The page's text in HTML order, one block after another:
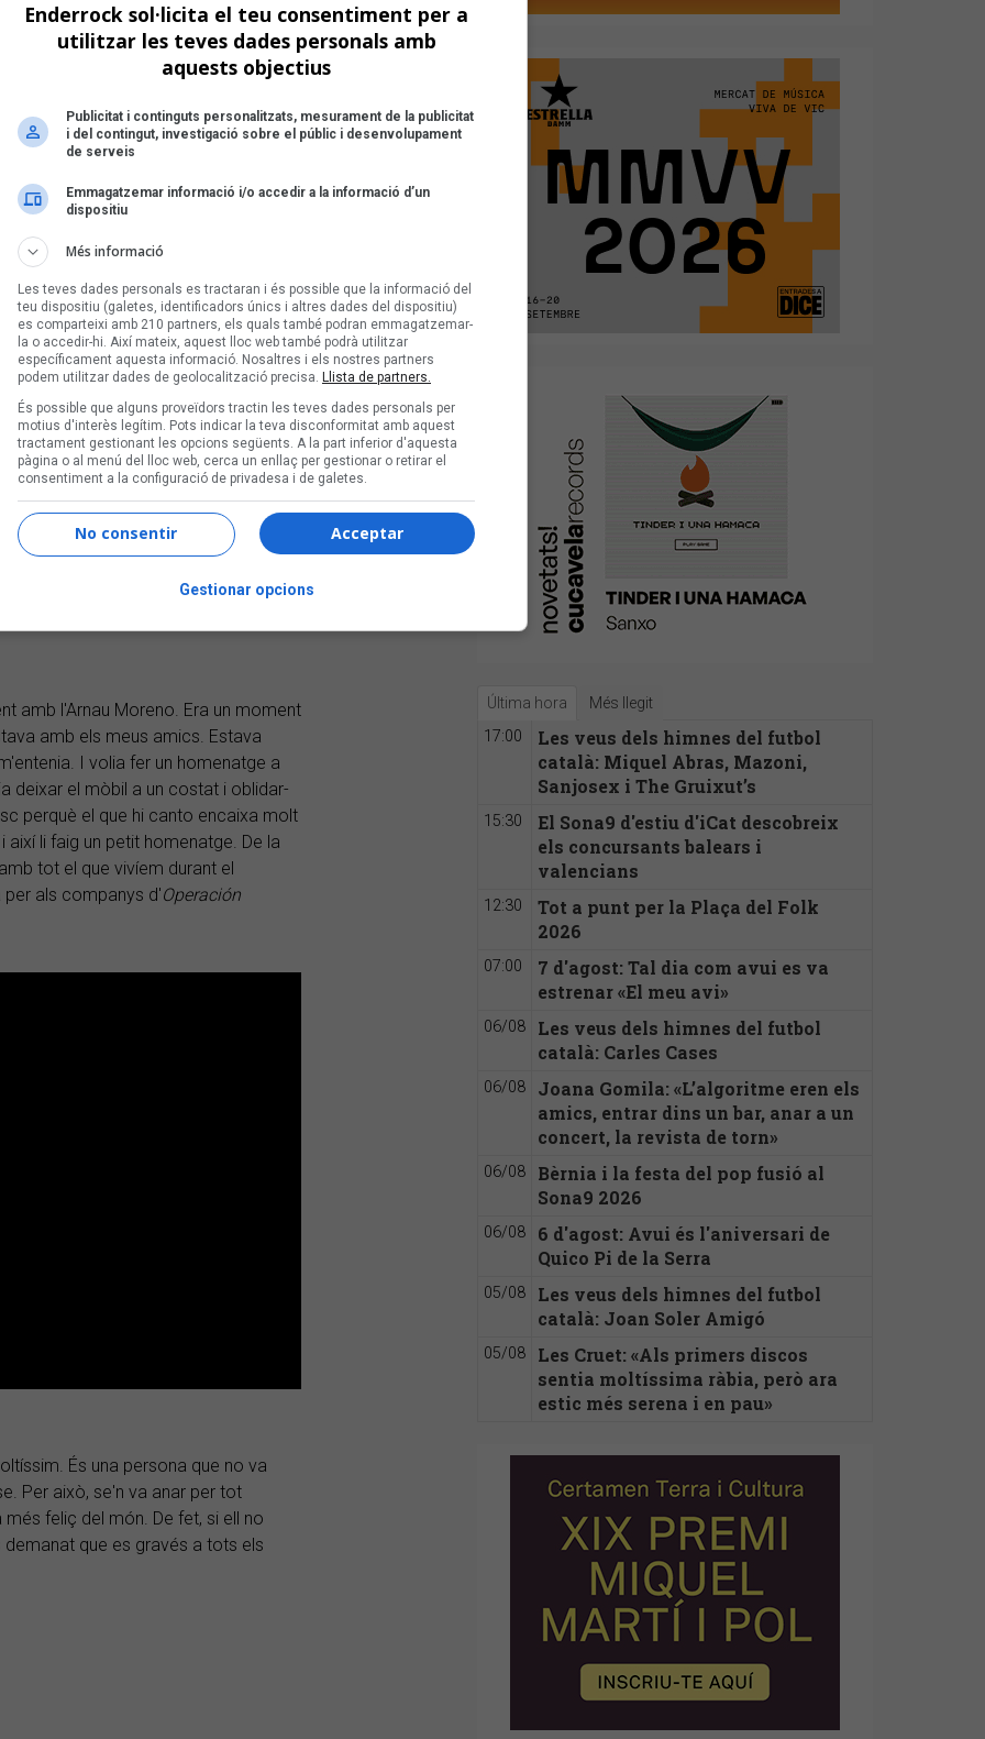
Paco Salazar, mentre en
el que feia, així que vam
"Todo lo que llevo dentro". La lletra
ensenyo el que porto dins, només
defensa davant aquells que et
tot el que porto dins".
escoltat tota la vida i que m'ha
pop-rock de Lax'n'Busto amb els
amb l'Arnau Moreno. Era un moment
amb els meus amics. Estava
I volia fer un homenatge a
deixar el mòbil a un costat i oblidar-
perquè el que hi canto encaixa molt
li faig un petit homenatge. De la
tot el que vivíem durant el
als companys d'Operación
És una persona que no va
Per això, se'n va anar per tot
feliç del món. De fet, si ell no
demanat que es gravés a tots els
Última hora Més llegit
17:00
Les veus dels himnes del futbol
català: Miquel Abras, Mazoni,
Sanjosex i The Gruixut’s
15:30
El Sona9 d'estiu d'iCat descobreix
els concursants balears i
valencians
12:30
Tot a punt per la Plaça del Folk
2026
07:00
7 d'agost: Tal dia com avui es va
estrenar «El meu avi»
06/08
Les veus dels himnes del futbol
català: Carles Cases
06/08
Joana Gomila: «L’algoritme eren els
amics, entrar dins un bar, anar a un
concert, la revista de torn»
06/08
Bèrnia i la festa del pop fusió al
Sona9 2026
06/08
6 d'agost: Avui és l'aniversari de
Quico Pi de la Serra
05/08
Les veus dels himnes del futbol
català: Joan Soler Amigó
05/08
Les Cruet: «Als primers discos
sentia moltíssima ràbia, però ara
estic més serena i en pau»
Enderrock sol·licita el teu consentiment per a
utilitzar les teves dades personals amb
aquests objectius
Publicitat i continguts personalitzats, mesurament de la publicitat
i del contingut, investigació sobre el públic i desenvolupament
de serveis
Emmagatzemar informació i/o accedir a la informació d’un
dispositiu
Més informació
Les teves dades personals es tractaran i és possible que la informació del
teu dispositiu (galetes, identificadors únics i altres dades del dispositiu)
es comparteixi amb 210 partners, els quals també podran emmagatzemar-
la o accedir-hi. Així mateix, aquest lloc web també podrà utilitzar
específicament aquesta informació. Nosaltres i els nostres partners
podem utilitzar dades de geolocalització precisa. Llista de partners.
És possible que alguns proveïdors tractin les teves dades personals per
motius d'interès legítim. Pots indicar la teva disconformitat amb aquest
tractament gestionant les opcions següents. A la part inferior d'aquesta
pàgina o al menú del lloc web, cerca un enllaç per gestionar o retirar el
consentiment a la configuració de privadesa i de galetes.
Acceptar
No consentir
Gestionar opcions